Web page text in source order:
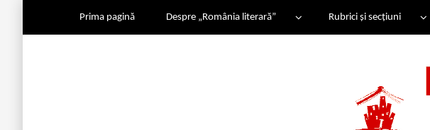
Prima pagină Despre „România literară” Rubrici și secțiuni